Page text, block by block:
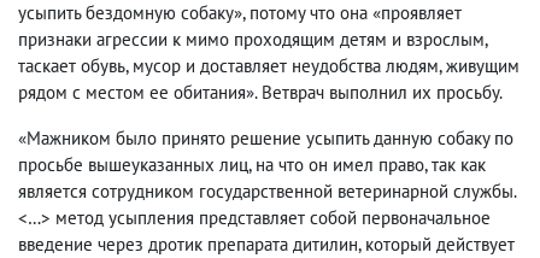
усыпить бездомную собаку», потому что она «проявляет
признаки агрессии к мимо проходящим детям и взрослым,
таскает обувь, мусор и доставляет неудобства людям, живущим
рядом с местом ее обитания». Ветврач выполнил их просьбу.
«Мажником было принято решение усыпить данную собаку по
просьбе вышеуказанных лиц, на что он имел право, так как
является сотрудником государственной ветеринарной службы.
<…> метод усыпления представляет собой первоначальное
введение через дротик препарата дитилин, который действует